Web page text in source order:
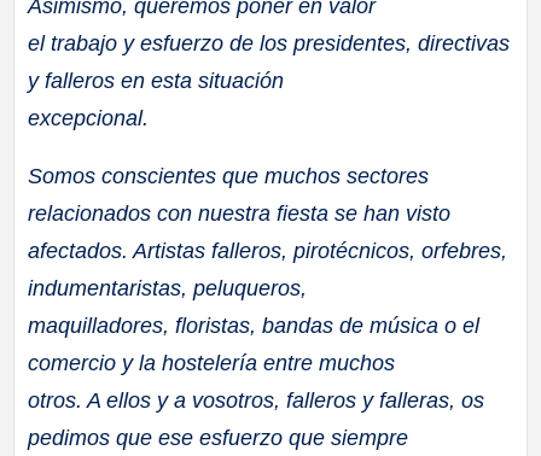
Asimismo, queremos poner en valor
el trabajo y esfuerzo de los presidentes, directivas
y falleros en esta situación
excepcional.
Somos conscientes que muchos sectores
relacionados con nuestra fiesta se han visto
afectados. Artistas falleros, pirotécnicos, orfebres,
indumentaristas, peluqueros,
maquilladores, floristas, bandas de música o el
comercio y la hostelería entre muchos
otros. A ellos y a vosotros, falleros y falleras, os
pedimos que ese esfuerzo que siempre